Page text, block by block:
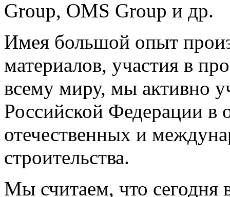
Group, OMS Group и др.
Имея большой опыт
материалов, участия в
всему миру, мы активно
Российской Федерации в
отечественных и
строительства.
Мы считаем, что сегодня